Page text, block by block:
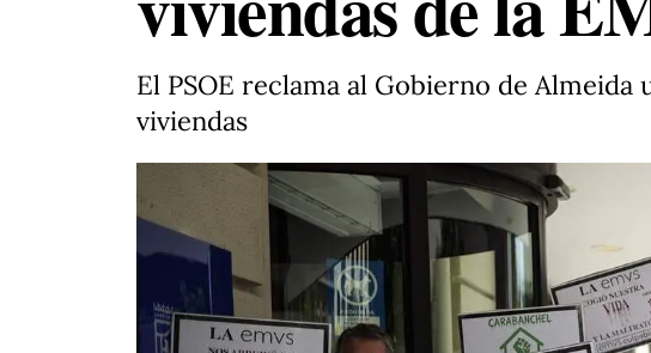
El PSOE reclama al Gobierno de
viviendas